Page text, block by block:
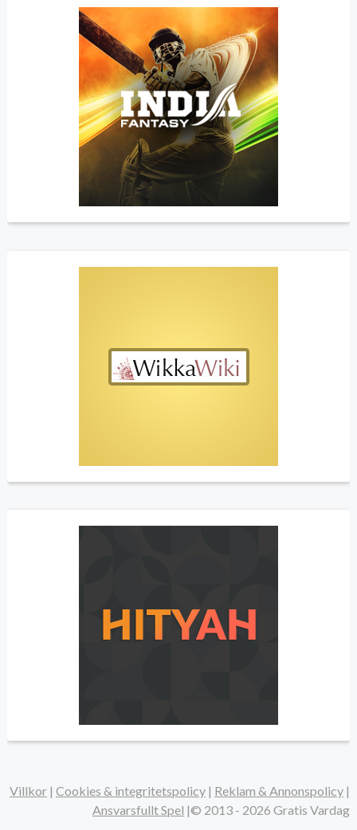
Villkor |Cookies & integritetspolicy | Reklam & Annonspolicy |
Ansvarsfullt Spel |© 2013 - 2026 Gratis Vardag